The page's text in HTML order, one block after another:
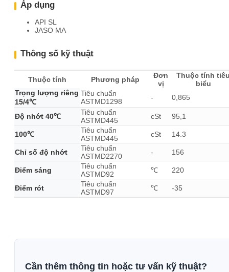
Áp dụng
​API SL
​JASO MA
Thông số kỹ thuật
Thuộc tính Phương pháp
Đơn
vị
Thuộc tính
biểu
Trọng lượng riêng
15/4℃
Tiêu chuẩn
ASTMD1298
- 0,865
Độ nhớt 40℃
Tiêu chuẩn
ASTMD445
cSt 95,1
100℃
Tiêu chuẩn
ASTMD445
cSt 14.3
Chỉ số độ nhớt
Tiêu chuẩn
ASTMD2270
- 156
Điểm sáng
Tiêu chuẩn
ASTMD92
℃ 220
Điểm rót
Tiêu chuẩn
ASTMD97
℃ -35
Cần thêm thông tin hoặc tư vấn kỹ thuật?